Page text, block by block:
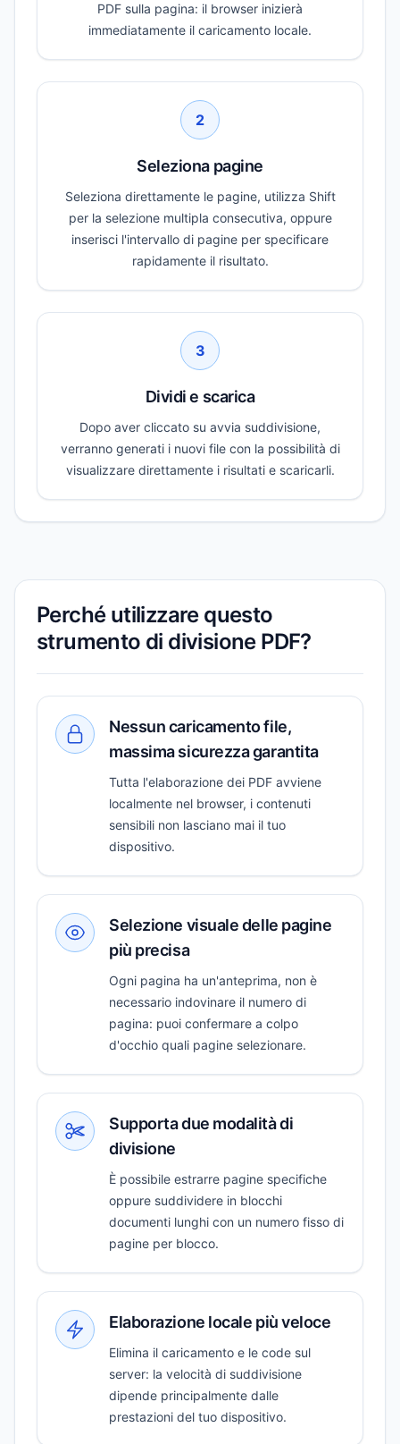
PDF sulla pagina: il browser inizierà
immediatamente il caricamento locale.
2
Seleziona pagine
Seleziona direttamente le pagine, utilizza Shift
per la selezione multipla consecutiva, oppure
inserisci l'intervallo di pagine per specificare
rapidamente il risultato.
3
Dividi e scarica
Dopo aver cliccato su avvia suddivisione,
verranno generati i nuovi file con la possibilità di
visualizzare direttamente i risultati e scaricarli.
Perché utilizzare questo
strumento di divisione PDF?
Nessun caricamento file,
massima sicurezza garantita
Tutta l'elaborazione dei PDF avviene
localmente nel browser, i contenuti
sensibili non lasciano mai il tuo
dispositivo.
Selezione visuale delle pagine
più precisa
Ogni pagina ha un'anteprima, non è
necessario indovinare il numero di
pagina: puoi confermare a colpo
d'occhio quali pagine selezionare.
Supporta due modalità di
divisione
È possibile estrarre pagine specifiche
oppure suddividere in blocchi
documenti lunghi con un numero fisso di
pagine per blocco.
Elaborazione locale più veloce
Elimina il caricamento e le code sul
server: la velocità di suddivisione
dipende principalmente dalle
prestazioni del tuo dispositivo.